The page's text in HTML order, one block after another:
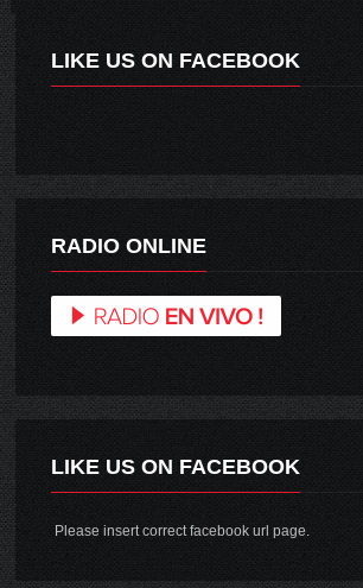
LIKE US ON FACEBOOK
RADIO ONLINE
LIKE US ON FACEBOOK
Please insert correct facebook url page.